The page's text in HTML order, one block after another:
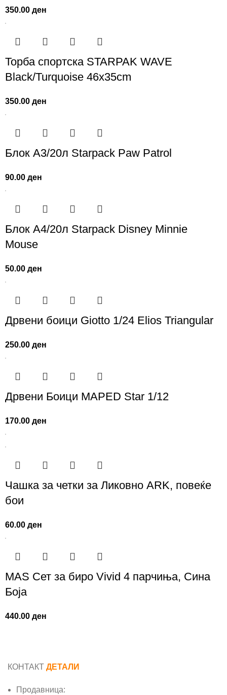
350.00ден
Торба спортска STARPAK WAVE
Black/Turquoise 46х35cm
350.00ден
Блок А3/20л Starpack Paw Patrol
90.00ден
Блок А4/20л Starpack Disney Minnie
Mouse
50.00ден
Дрвени боици Giotto 1/24 Elios Triangular
250.00ден
Дрвени Боици MAPED Star 1/12
170.00ден
Чашка за четки за Ликовно ARK, повеќе
бои
60.00ден
MAS Сет за биро Vivid 4 парчиња, Сина
Боја
440.00ден
КОНТАКТ ДЕТАЛИ
Продавница: